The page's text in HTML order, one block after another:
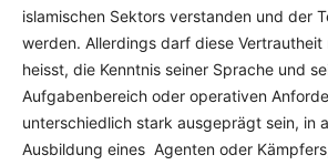
islamischen Sektors verstanden und der
werden. Allerdings darf diese Vertrautheit
heisst, die Kenntnis seiner Sprache und
Aufgabenbereich oder operativen
unterschiedlich stark ausgeprägt sein, in
Ausbildung eines Agenten oder